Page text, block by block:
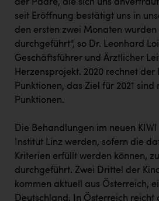
der Paare, die sich uns
seit Eröffnung bestätigt uns in
den ersten zwei Monaten wurden
durchgeführt“, so Dr. Leonhard
Geschäftsführer und Ärztlicher
Herzensprojekt. 2020 rechnet
Punktionen, das Ziel für 2021
Punktionen.
Die Behandlungen im neuen
Institut Linz werden, sofern die
Kriterien erfüllt werden können,
durchgeführt. Zwei Drittel der
kommen aktuell aus Österreich,
Deutschland. In Österreich reicht